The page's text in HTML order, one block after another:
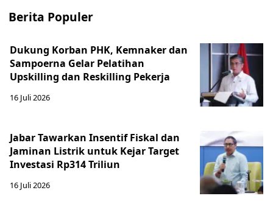
Berita Populer
Dukung Korban PHK, Kemnaker dan
Sampoerna Gelar Pelatihan
Upskilling dan Reskilling Pekerja
16 Juli 2026
Jabar Tawarkan Insentif Fiskal dan
Jaminan Listrik untuk Kejar Target
Investasi Rp314 Triliun
16 Juli 2026